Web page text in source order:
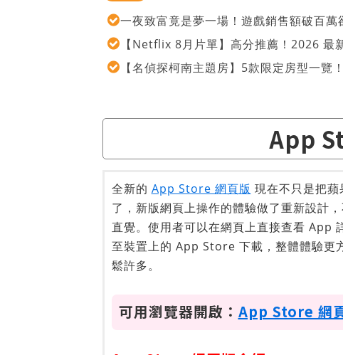
一夜致富竟是夢一場！遊戲銷售額破百
【Netflix 8月片單】高分推薦！2026 最
【名偵探柯南主題房】5款限定房型一
App
全新的 App Store 網頁版 現在不只是把
了，新版網頁上操作的體驗做了重新設計
直覺。使用者可以在網頁上直接查看 App
至裝置上的 App Store 下載，整體體驗更
鬆許多。
可用瀏覽器開啟： App Store 網